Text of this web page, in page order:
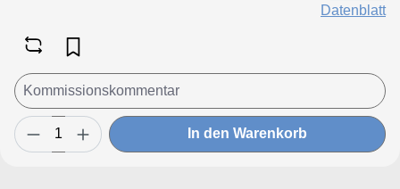
Datenblatt
In den Warenkorb